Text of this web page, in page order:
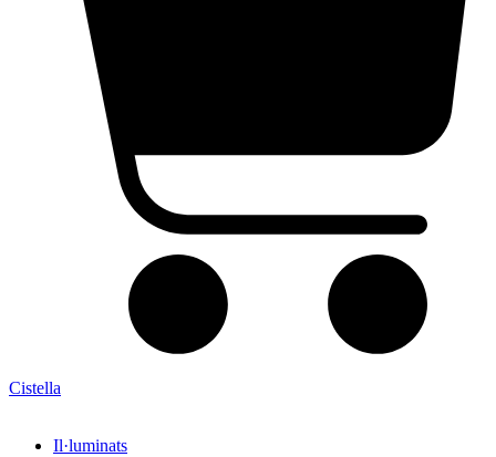
Cistella
Il·luminats